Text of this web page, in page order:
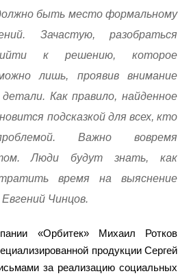
быть место формальному
Зачастую, разобраться
к решению, которое
лишь, проявив внимание
Как правило, найденное
подсказкой для всех, кто
Важно вовремя
Люди будут знать, как
время на выяснение
Чинцов.
«Орбитек» Михаил Ротков
продукции Сергей
за реализацию социальных